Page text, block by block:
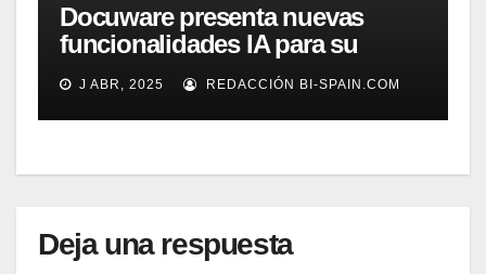
Docuware presenta nuevas
funcionalidades IA para su
gestión documental
J ABR, 2025 REDACCIÓN BI-SPAIN.COM
Deja una respuesta